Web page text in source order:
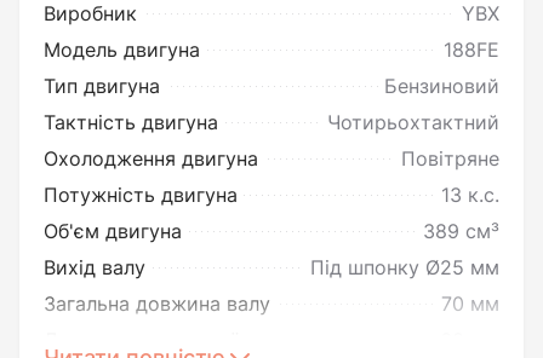
Виробник
YBX
Модель двигуна
188FE
Тип двигуна
Бензиновий
Тактність двигуна
Чотирьохтактний
Охолодження двигуна
Повітряне
Потужність двигуна
13 к.с.
Об'єм двигуна
389 см³
Вихід валу
Під шпонку Ø25 мм
Загальна довжина валу
70 мм